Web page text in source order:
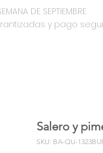
DE SEPTIEMBRE
y pago
Salero y
SKU: BA-QU-